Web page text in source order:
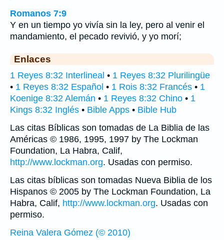
Romanos 7:9
Y en un tiempo yo vivía sin la ley, pero al venir el
mandamiento, el pecado revivió, y yo morí;
Enlaces
1 Reyes 8:32 Interlineal • 1 Reyes 8:32 Plurilingüe
• 1 Reyes 8:32 Español • 1 Rois 8:32 Francés • 1
Koenige 8:32 Alemán • 1 Reyes 8:32 Chino • 1
Kings 8:32 Inglés • Bible Apps • Bible Hub
Las citas Bíblicas son tomadas de La Biblia de las
Américas © 1986, 1995, 1997 by The Lockman
Foundation, La Habra, Calif,
http://www.lockman.org. Usadas con permiso.
Las citas bíblicas son tomadas Nueva Biblia de los
Hispanos © 2005 by The Lockman Foundation, La
Habra, Calif, http://www.lockman.org. Usadas con
permiso.
Reina Valera Gómez (© 2010)